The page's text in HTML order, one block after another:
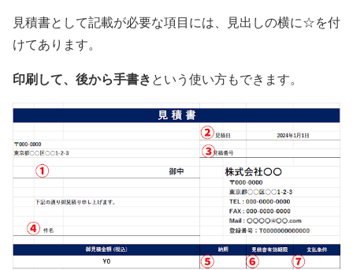
見積書として記載が必要な項目には、見出しの横に☆を付
けてあります。
印刷して、後から手書きという使い方もできます。